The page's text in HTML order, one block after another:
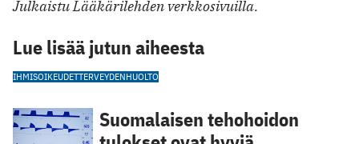
Julkaistu Lääkärilehden verkkosivuilla.
Lue lisää jutun aiheesta
IHMISOIKEUDETTERVEYDENHUOLTO
Suomalaisen tehohoidon